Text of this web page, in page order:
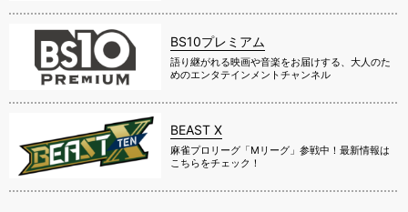
BS10プレミアム
語り継がれる映画や音楽をお届けする、大人のた
めのエンタテインメントチャンネル
BEAST X
麻雀プロリーグ「Mリーグ」参戦中！最新情報は
こちらをチェック！